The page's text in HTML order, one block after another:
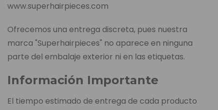
www.superhairpieces.com
Ofrecemos una entrega discreta, pues nuestra
marca "Superhairpieces" no aparece en ninguna
parte del embalaje exterior ni en las etiquetas.
Información Importante
El tiempo estimado de entrega de cada producto